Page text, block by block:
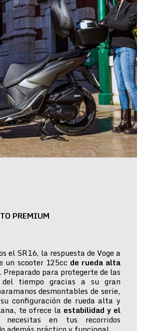
PREMIUM
el SR16, la respuesta de Voge a
un scooter 125cc de rueda alta
. Preparado para protegerte de las
del tiempo gracias a su gran
desmontables de serie,
configuración de rueda alta y
te ofrece la estabilidad y el
necesitas en tus recorridos